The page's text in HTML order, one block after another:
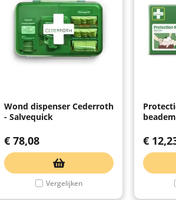
Wond dispenser Cederroth
- Salvequick
€ 78,08
Vergelijken
€